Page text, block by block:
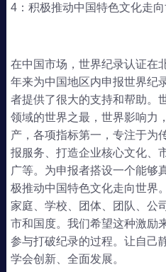
4：积极推动中国特色文化走
在中国市场，世界纪录认证在
年来为中国地区内申报世界纪
者提供了很大的支持和帮助。
领域的世界之最，世界影响力
产，各项指标第一，专注于为
报服务、打造企业核心文化、
广等。为申报者搭设一个能够
极推动中国特色文化走向世界
家庭、学校、团体、团队、公
市和国度。我们希望这种激励
参与打破纪录的过程。让自己
学会创新、全面发展。